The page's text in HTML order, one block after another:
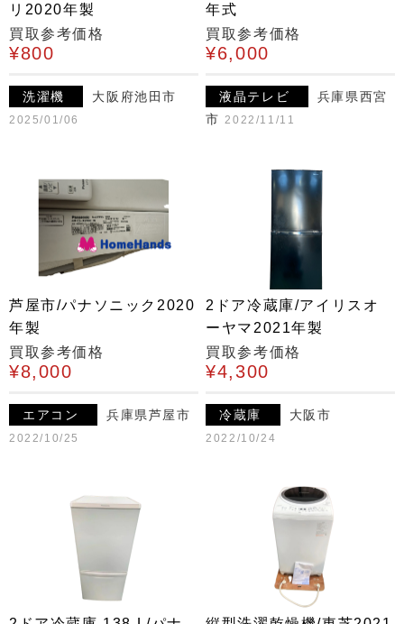
リ2020年製
買取参考価格
¥800
洗濯機 大阪府池田市
2025/01/06
年式
買取参考価格
¥6,000
液晶テレビ
兵庫県西宮
市 2022/11/11
芦屋市/パナソニック2020
年製
買取参考価格
¥8,000
エアコン 兵庫県芦屋市
2022/10/25
2ドア冷蔵庫/アイリスオ
ーヤマ2021年製
買取参考価格
¥4,300
冷蔵庫 大阪市
2022/10/24